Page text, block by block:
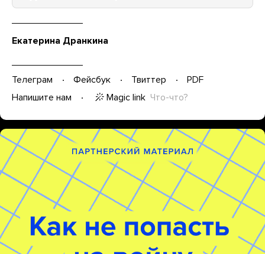
Екатерина Дранкина
Телеграм Фейсбук Твиттер
PDF
Напишите нам
Magic link Что-что?